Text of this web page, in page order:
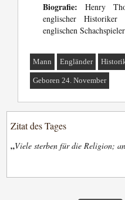
Biografie: Henry
englischer
englischen
Mann Engländer
Geboren 24. November
Zitat des Tages
„Viele sterben für die Religion;